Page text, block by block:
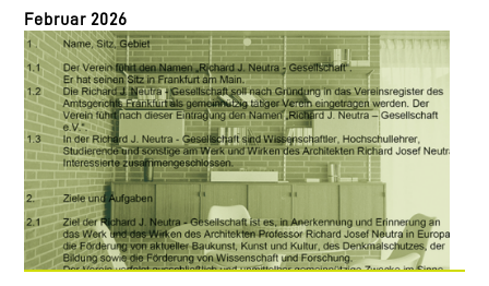
Februar 2026